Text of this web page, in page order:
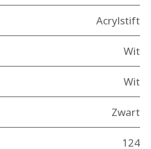
Acrylstift
Wit
Wit
Zwart
124